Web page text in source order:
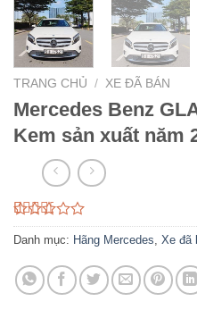
TRANG CHỦ / XE ĐÃ BÁN
Mercedes Benz
Kem sản xuất năm
2.76
trên 5
trên
112
đánh
Danh mục: Hãng Mercedes, Xe đã